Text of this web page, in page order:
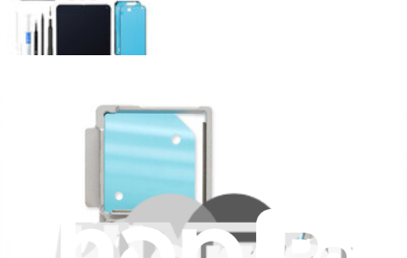
Écran intérieur Google Pixel 10 Pro Fold - Pièce
Changez l'écran pliable de votre Google Pixel 10 Pro Fold. Avec un
écran de 8 pouces et une résolution de 2076 sur 2152 pixels.
Pièce Google Pixel d'origine
Garantie à vie
Plus que 5 en stock